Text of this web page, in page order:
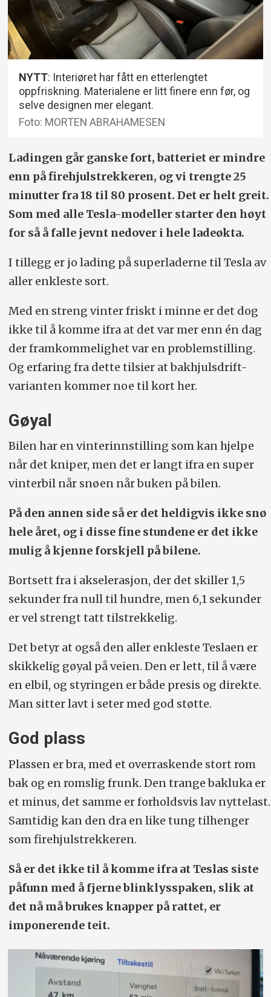
NYTT: Interiøret har fått en etterlengtet
oppfriskning. Materialene er litt finere enn før, og
selve designen mer elegant.
Foto: MORTEN ABRAHAMESEN
Ladingen går ganske fort, batteriet er mindre
enn på firehjulstrekkeren, og vi trengte 25
minutter fra 18 til 80 prosent. Det er helt greit.
Som med alle Tesla-modeller starter den høyt
for så å falle jevnt nedover i hele ladeøkta.
I tillegg er jo lading på superladerne til Tesla av
aller enkleste sort.
Med en streng vinter friskt i minne er det dog
ikke til å komme ifra at det var mer enn én dag
der framkommelighet var en problemstilling.
Og erfaring fra dette tilsier at bakhjulsdrift-
varianten kommer noe til kort her.
Gøyal
Bilen har en vinterinnstilling som kan hjelpe
når det kniper, men det er langt ifra en super
vinterbil når snøen når buken på bilen.
På den annen side så er det heldigvis ikke snø
hele året, og i disse fine stundene er det ikke
mulig å kjenne forskjell på bilene.
Bortsett fra i akselerasjon, der det skiller 1,5
sekunder fra null til hundre, men 6,1 sekunder
er vel strengt tatt tilstrekkelig.
Det betyr at også den aller enkleste Teslaen er
skikkelig gøyal på veien. Den er lett, til å være
en elbil, og styringen er både presis og direkte.
Man sitter lavt i seter med god støtte.
God plass
Plassen er bra, med et overraskende stort rom
bak og en romslig frunk. Den trange bakluka er
et minus, det samme er forholdsvis lav nyttelast.
Samtidig kan den dra en like tung tilhenger
som firehjulstrekkeren.
Så er det ikke til å komme ifra at Teslas siste
påfunn med å fjerne blinklysspaken, slik at
det nå må brukes knapper på rattet, er
imponerende teit.